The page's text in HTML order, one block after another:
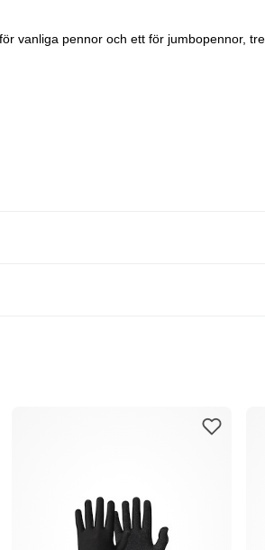
vanliga pennor och ett för jumbopennor,